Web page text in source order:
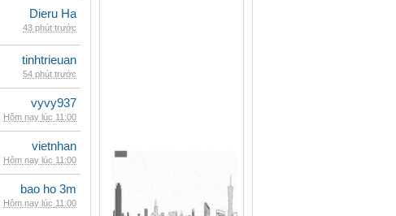
Dieru Ha
43 phút trước
tinhtrieuan
54 phút trước
vyvy937
Hôm nay lúc 11:00
vietnhan
Hôm nay lúc 11:00
bao ho 3m
Hôm nay lúc 11:00